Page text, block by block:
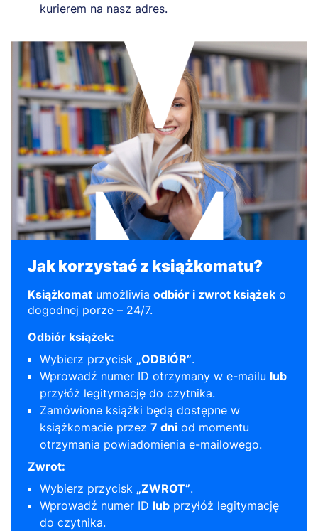
kurierem na nasz adres.
Jak korzystać z książkomatu?
Książkomat umożliwia odbiór i zwrot książek o
dogodnej porze – 24/7.
Odbiór książek:
Wybierz przycisk „ODBIÓR”.
Wprowadź numer ID otrzymany w e-mailu lub
przyłóż legitymację do czytnika.
Zamówione książki będą dostępne w
książkomacie przez 7 dni od momentu
otrzymania powiadomienia e-mailowego.
Zwrot:
Wybierz przycisk „ZWROT”.
Wprowadź numer ID lub przyłóż legitymację
do czytnika.